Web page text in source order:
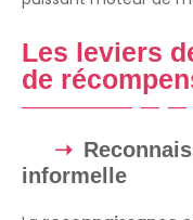
Les leviers
de
informelle